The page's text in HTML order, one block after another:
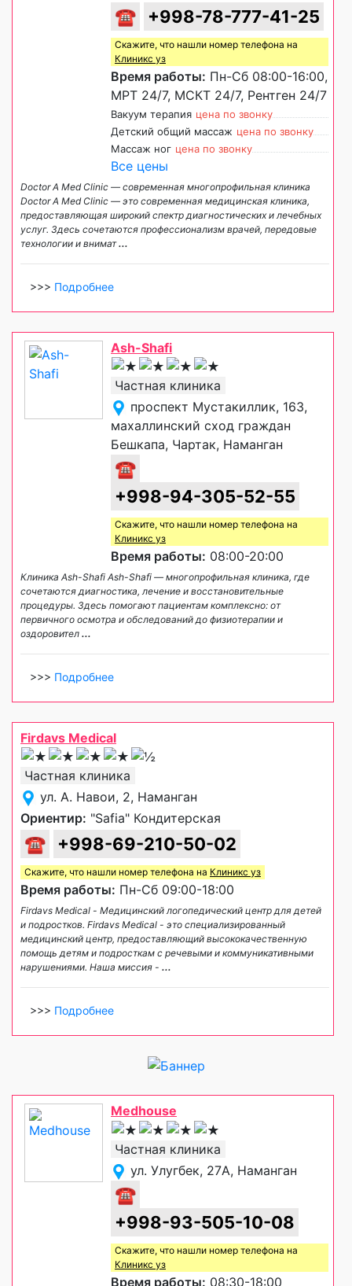
☎ +998-78-777-41-25
Скажите, что нашли номер телефона на
Клиникс уз
Время работы: Пн-Сб 08:00-16:00,
МРТ 24/7, МСКТ 24/7, Рентген 24/7
Вакуум терапия цена по звонку
Детский общий массаж цена по звонку
Массаж ног цена по звонку
Все цены
Doctor A Med Clinic — современная многопрофильная клиника
Doctor A Med Clinic — это современная медицинская клиника,
предоставляющая широкий спектр диагностических и лечебных
услуг. Здесь сочетаются профессионализм врачей, передовые
технологии и внимат...
>>> Подробнее
Ash-Shafi
Частная клиника
проспект Мустакиллик, 163,
махаллинский сход граждан
Бешкапа, Чартак, Наманган
☎
+998-94-305-52-55
Скажите, что нашли номер телефона на
Клиникс уз
Время работы: 08:00-20:00
Клиника Ash-Shafi Ash-Shafi — многопрофильная клиника, где
сочетаются диагностика, лечение и восстановительные
процедуры. Здесь помогают пациентам комплексно: от
первичного осмотра и обследований до физиотерапии и
оздоровител ...
>>> Подробнее
Firdavs Medical
Частная клиника
ул. А. Навои, 2, Наманган
Ориентир: "Safia" Кондитерская
☎ +998-69-210-50-02
Скажите, что нашли номер телефона на Клиникс уз
Время работы: Пн-Сб 09:00-18:00
Firdavs Medical - Медицинский логопедический центр для детей
и подростков. Firdavs Medical - это специализированный
медицинский центр, предоставляющий высококачественную
помощь детям и подросткам с речевыми и коммуникативными
нарушениями. Наша миссия - ...
>>> Подробнее
Medhouse
Частная клиника
ул. Улугбек, 27A, Наманган
☎
+998-93-505-10-08
Скажите, что нашли номер телефона на
Клиникс уз
Время работы: 08:30-18:00